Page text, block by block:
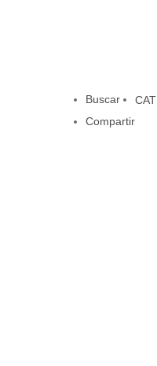
CAT
Buscar
Compartir